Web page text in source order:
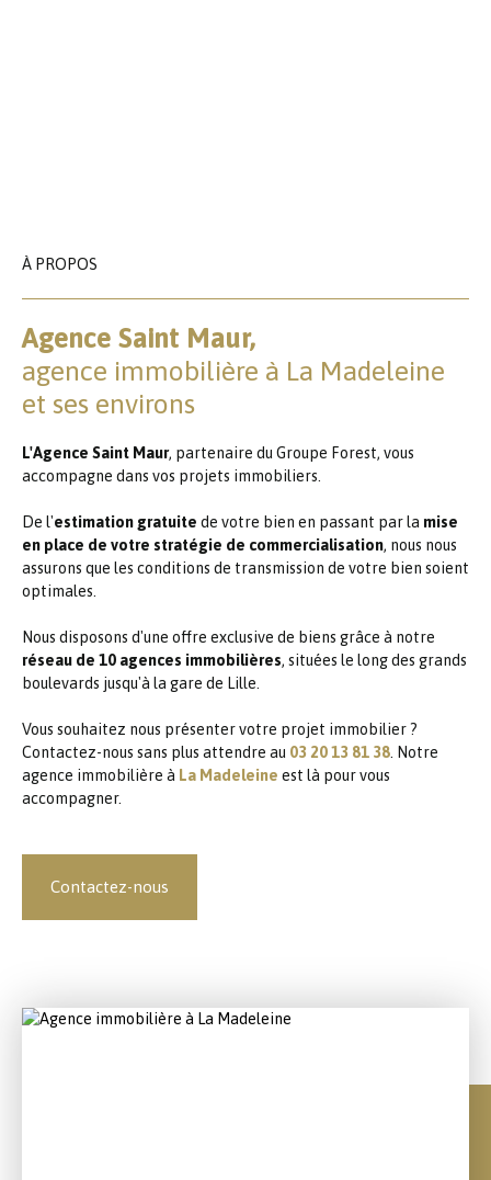
À PROPOS
Agence Saint Maur,
agence immobilière à La Madeleine
et ses environs
L'Agence Saint Maur, partenaire du Groupe Forest, vous
accompagne dans vos projets immobiliers.
De l'estimation gratuite de votre bien en passant par la mise
en place de votre stratégie de commercialisation, nous nous
assurons que les conditions de transmission de votre bien soient
optimales.
Nous disposons d'une offre exclusive de biens grâce à notre
réseau de 10 agences immobilières, situées le long des grands
boulevards jusqu'à la gare de Lille.
Vous souhaitez nous présenter votre projet immobilier ?
Contactez-nous sans plus attendre au 03 20 13 81 38 . Notre
agence immobilière à La Madeleine est là pour vous
accompagner.
Contactez-nous